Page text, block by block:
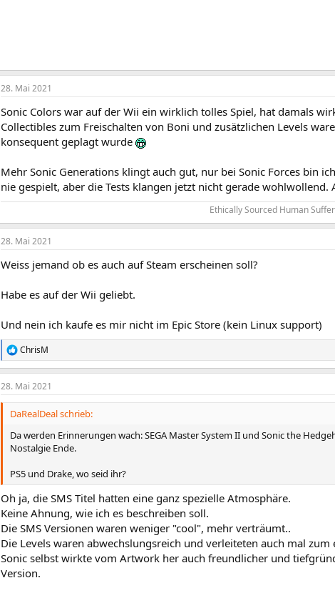
28. Mai 2021
Sonic Colors war auf der Wii ein wirklich tolles Spiel, hat damals
Collectibles zum Freischalten von Boni und zusätzlichen Levels
konsequent geplagt wurde
Mehr Sonic Generations klingt auch gut, nur bei Sonic Forces bin
nie gespielt, aber die Tests klangen jetzt nicht gerade wohlwollend.
Ethically Sourced Human
28. Mai 2021
Weiss jemand ob es auch auf Steam erscheinen soll?
Habe es auf der Wii geliebt.
Und nein ich kaufe es mir nicht im Epic Store (kein Linux support)
R
e
a
k
t
ChrisM
28. Mai 2021
DaRealDeal schrieb:
Da werden Erinnerungen wach: SEGA Master System II und Sonic the
Nostalgie Ende.
PS5 und Drake, wo seid ihr?
Oh ja, die SMS Titel hatten eine ganz spezielle Atmosphäre.
Keine Ahnung, wie ich es beschreiben soll.
Die SMS Versionen waren weniger "cool", mehr verträumt..
Die Levels waren abwechslungsreich und verleiteten auch mal zum
Sonic selbst wirkte vom Artwork her auch freundlicher und
Version.